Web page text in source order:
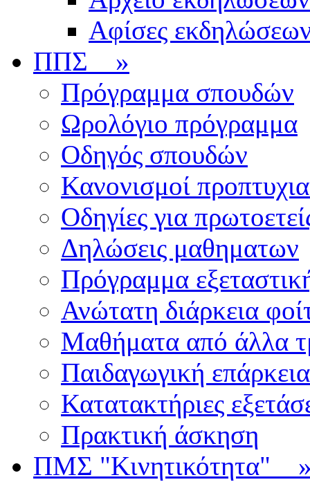
Αφίσες
ΠΠΣ »
Πρόγραμμα σπουδών
Ωρολόγιο πρόγραμμα
Οδηγός σπουδών
Κανονισμοί
Οδηγίες για
Δηλώσεις μαθηματων
Πρόγραμμα
Ανώτατη διάρκεια
Μαθήματα από άλλα
Παιδαγωγική επάρκεια
Κατατακτήριες
Πρακτική άσκηση
ΠΜΣ "Κινητικότητα"